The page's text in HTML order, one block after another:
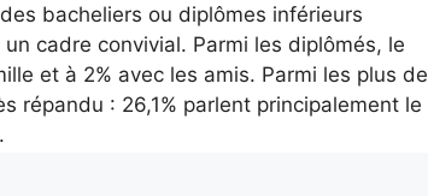
bacheliers ou diplômes inférieurs
cadre convivial. Parmi les diplômés, le
et à 2% avec les amis. Parmi les plus de
répandu : 26,1% parlent principalement le